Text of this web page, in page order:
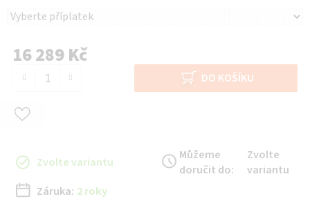
16 289 Kč
DO KOŠÍKU
Zvolte variantu
Můžeme
doručit do:
Zvolte
variantu
Záruka: 2 roky